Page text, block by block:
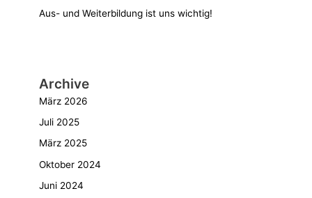
Aus- und Weiterbildung ist uns wichtig!
Archive
März 2026
Juli 2025
März 2025
Oktober 2024
Juni 2024